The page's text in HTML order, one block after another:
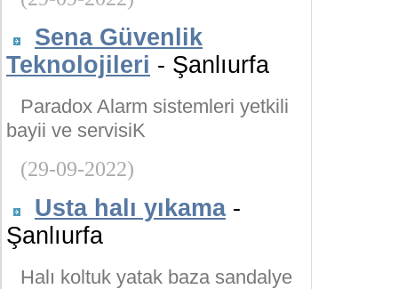
Sena Güvenlik
Teknolojileri - Şanlıurfa
Paradox Alarm sistemleri yetkili
bayii ve servisiK
(29-09-2022)
Usta halı yıkama-
Şanlıurfa
Halı koltuk yatak baza sandalye